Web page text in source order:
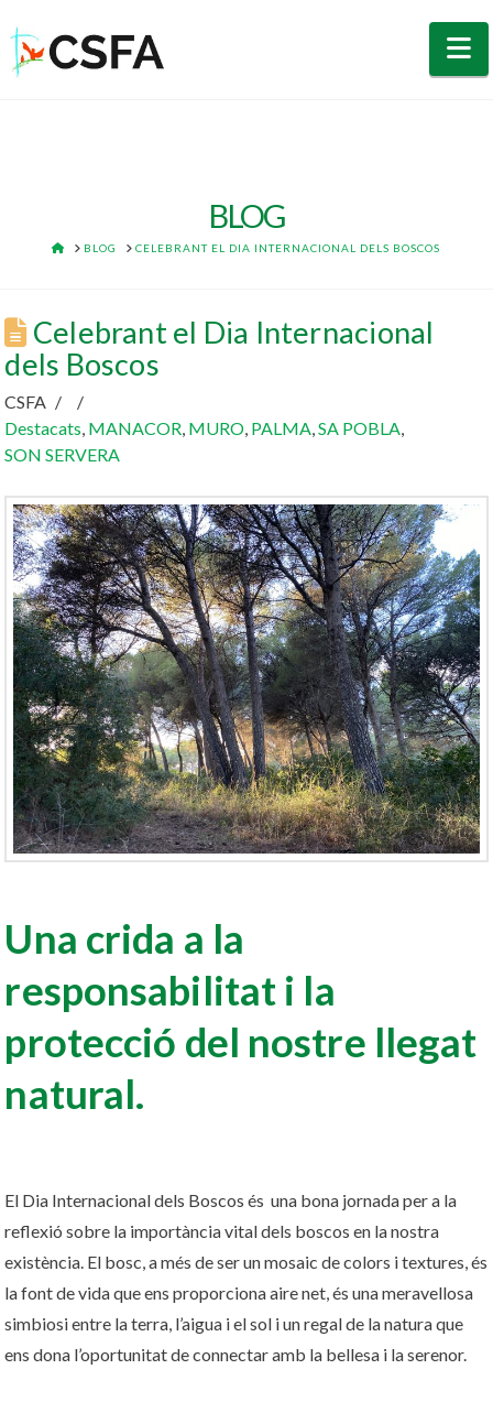
BLOG
HOME
BLOG CELEBRANT EL DIA INTERNACIONAL DELS BOSCOS
Celebrant el Dia Internacional
dels Boscos
CSFA
Destacats, MANACOR, MURO, PALMA,SA POBLA,
SON SERVERA
Una crida a la
responsabilitat i la
protecció del nostre llegat
natural.
El Dia Internacional dels Boscos és una bona jornada per a la
reflexió sobre la importància vital dels boscos en la nostra
existència. El bosc, a més de ser un mosaic de colors i textures, és
la font de vida que ens proporciona aire net, és una meravellosa
simbiosi entre la terra, l’aigua i el sol i un regal de la natura que
ens dona l’oportunitat de connectar amb la bellesa i la serenor.